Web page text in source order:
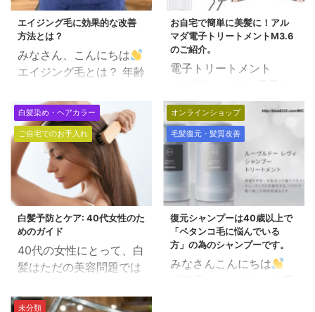
エイジング毛に効果的な改善
方法とは？
みなさん、こんにちは
エイジング毛とは？ 年齢
た状態をエイジング毛
（加齢毛）ともいいま
す。 エイジング毛の特徴
トップのボリュームが出
づらくなる。 髪の毛が細
く弱くなる。 ハリやコシ
がなくなる。 ツヤが出づ
らくなる。 髪の毛が薄く
なる。 改善方法としては
2つのアプローチから考
えます。 対処的な施術
術例 一般的なトリートメ
お自宅で簡単に美髪に！アル
マダ電子トリートメントM3.6
のご紹介。
電子トリートメント
リートメント（M3.6）
の原料は「海洋深層水」
と「野生植物」から採っ
た天然ミネラル。それに
電荷を持たせイオン化し
ています。アミノ酸より
もっともっと小さい電子
レベルで作用することに
よって髪と肌（角質層）
の内部にしっかり浸透
し、みずみずしくなりま
白髪染め・ヘアカラー
ご自宅でのお手入れ
白髪予防とケア: 40代女性のた
めのガイド
40代の女性にとって、白
髪はただの美容問題では
の自己表現や自信の一部
オンラインショップ
毛髪復元・髪質改善
復元シャンプーは40歳以上で
「ペタンコ毛に悩んでいる
方」の為のシャンプーです。
みなさんこんにちは
未分類